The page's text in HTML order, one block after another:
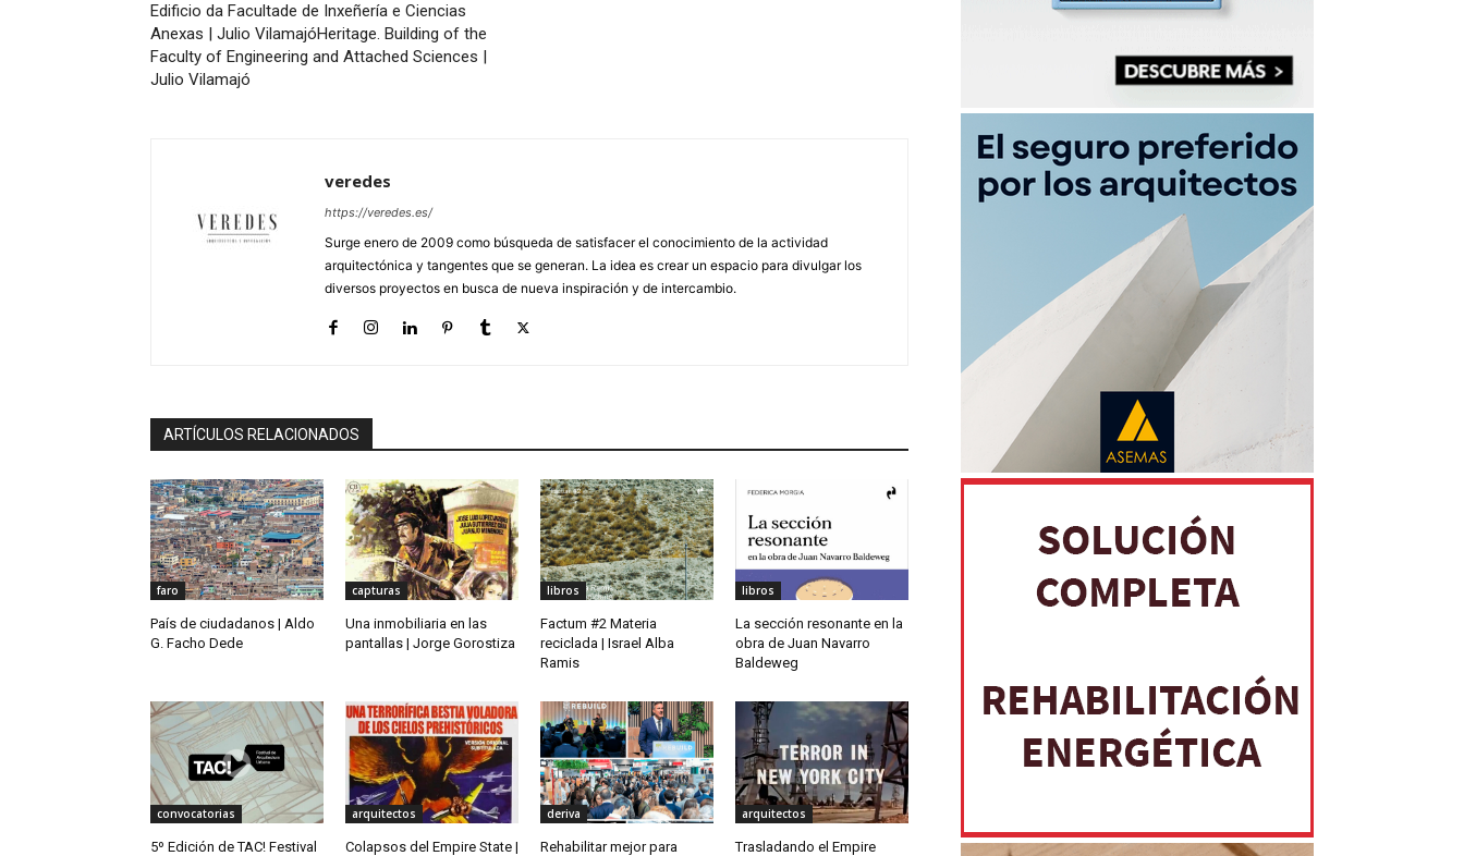
Edificio da Facultade de Inxeñería e Ciencias
Anexas | Julio VilamajóHeritage. Building of the
Faculty of Engineering and Attached Sciences |
Julio Vilamajó
veredes
https://veredes.es/
Surge enero de 2009 como búsqueda de satisfacer el conocimiento de la actividad
arquitectónica y tangentes que se generan. La idea es crear un espacio para divulgar los
diversos proyectos en busca de nueva inspiración y de intercambio.
ARTÍCULOS RELACIONADOS
faro
País de ciudadanos | Aldo
G. Facho Dede
capturas
Una inmobiliaria en las
pantallas | Jorge Gorostiza
libros
Factum #2 Materia
reciclada | Israel Alba
Ramis
libros
La sección resonante en la
obra de Juan Navarro
Baldeweg
convocatorias
5º Edición de TAC! Festival
arquitectos
Colapsos del Empire State |
deriva
Rehabilitar mejor para
arquitectos
Trasladando el Empire